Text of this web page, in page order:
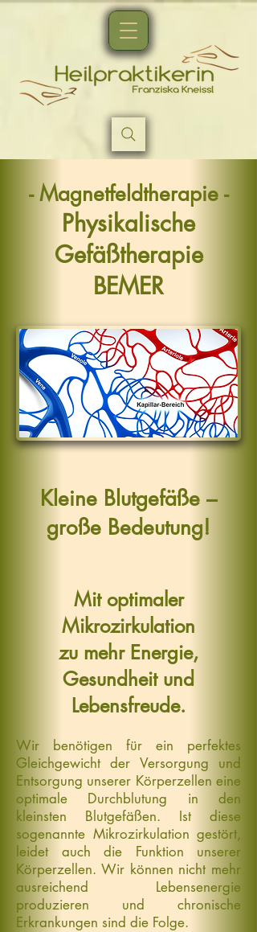
- Magnetfeldtherapie -
Physikalische
Gefäßtherapie
BEMER
Kleine Blutgefäße –
große Bedeutung!
Mit optimaler
Mikrozirkulation
zu mehr Energie,
Gesundheit und
Lebensfreude.
Wir benötigen für ein perfektes
Gleichgewicht der Versorgung und
Entsorgung unserer Körperzellen eine
optimale Durchblutung in den
kleinsten Blutgefäßen. Ist diese
sogenannte Mikrozirkulation gestört,
leidet auch die Funktion unserer
Körperzellen. Wir können nicht mehr
ausreichend Lebensenergie
produzieren und chronische
Erkrankungen sind die Folge.